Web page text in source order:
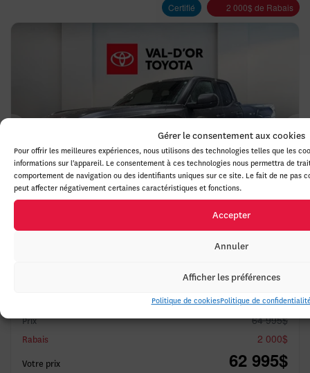
Gérer le consentement aux cookies
Pour offrir les meilleures expériences, nous utilisons des technologies telles que les
informations sur l'appareil. Le consentement à ces technologies nous permettra de
comportement de navigation ou des identifiants uniques sur ce site. Le fait de ne pas
peut affecter négativement certaines caractéristiques et fonctions.
Accepter
Annuler
Afficher les préférences
Politique de cookiesPolitique de
Certifié 2 000$ de Rabais
Précédent
– SR5 DOUBLE CAB 4×4 CAISSE LONGUE
DOUBLE CAB 8 PIEDS GARANTIE PROLONGÉE
Prix 64 995$
Rabais 2 000$
Votre prix 62 995$